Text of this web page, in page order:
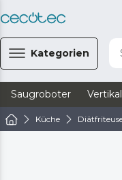
Kategorien
Saugroboter
Küche